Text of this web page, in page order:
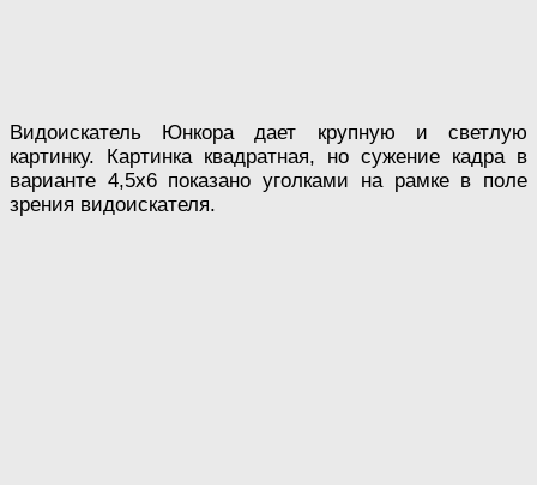
Видоискатель Юнкора дает крупную и светлую
картинку. Картинка квадратная, но сужение кадра в
варианте 4,5х6 показано уголками на рамке в поле
зрения видоискателя.